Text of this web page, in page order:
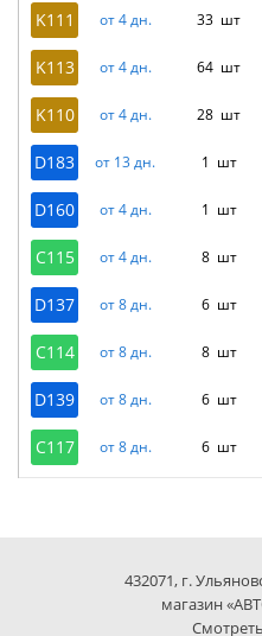
K111 от 4 дн. 33 шт
K113 от 4 дн. 64 шт
K110 от 4 дн. 28 шт
D183 от 13 дн. 1 шт
D160 от 4 дн. 1 шт
C115 от 4 дн. 8 шт
D137 от 8 дн. 6 шт
C114 от 8 дн. 8 шт
D139 от 8 дн. 6 шт
C117 от 8 дн. 6 шт
432071, г.
магазин